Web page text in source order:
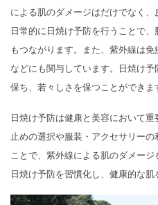
による肌のダメージはだけでなく、
日常的に日焼け予防を行うことで
もつながります。また、紫外線は
などにも関与しています。日焼け
保ち、若々しさを保つことができま
日焼け予防は健康と美容において
止めの選択や服装・アクセサリー
ことで、紫外線による肌のダメージ
日焼け予防を習慣化し、健康的な肌